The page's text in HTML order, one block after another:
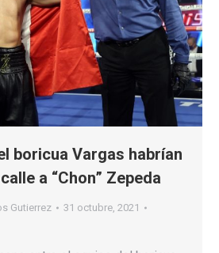
boricua Vargas habrían
a “Chon” Zepeda
Gutierrez
31 octubre, 2021